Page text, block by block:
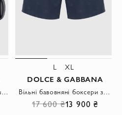
Ремінь із гладкої телячої шкіри з великою металевою пряжкою
L XL
DOLCE & GABBANA
Вільні бавовняні боксери з жакардовим патерном монограми
17 600 ₴13 900 ₴